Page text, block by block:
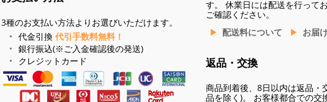
3種のお支払い方法よりお選びいただけます。
代金引換 代引手数料無料！
銀行振込(※ご入金確認後の発送)
クレジットカード
す。 休業日には配送を行って
ご確認ください。
配送料について
お届
返品・交換
商品到着後、8日以内は返品・
品を除く)。 お客様都合での交